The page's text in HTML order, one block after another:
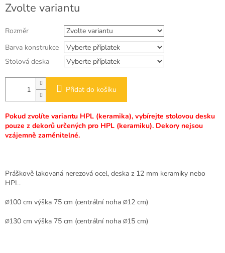
cena:
Zvolte variantu
Rozměr
Barva konstrukce
Stolová deska
Přidat do košíku
Pokud zvolíte variantu HPL (keramika), vybírejte stolovou desku
pouze z dekorů určených pro HPL (keramiku). Dekory nejsou
vzájemně zaměnitelné.
Práškově lakovaná nerezová ocel, deska z 12 mm keramiky nebo
HPL.
∅100 cm výška 75 cm (centrální noha ∅12 cm)
∅130 cm výška 75 cm (centrální noha ∅15 cm)